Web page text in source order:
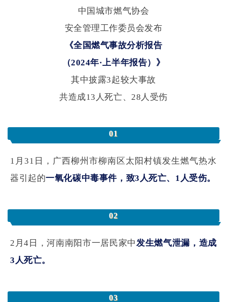
中国城市燃气协会
安全管理工作委员会发布
《全国燃气事故分析报告
（2024年·上半年报告）》
其中披露3起较大事故
共造成13人死亡、28人受伤
01
1月31日， 广西柳州市柳南区太阳村镇发生燃气热水
器引起的一氧化碳中毒事件， 致3人死亡、1人受伤。
02
2月4日，河南南阳市一居民家中发生燃气泄漏， 造成
3人死亡。
03